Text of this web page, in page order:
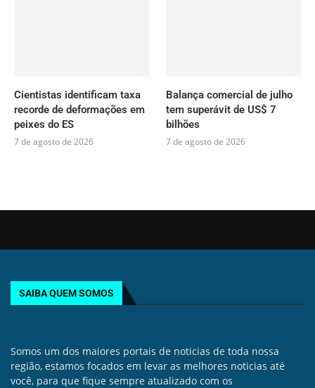
Cientistas identificam taxa
recorde de deformações em
peixes do ES
7 de agosto de 2026
Balança comercial de julho
tem superávit de US$ 7
bilhões
7 de agosto de 2026
SAIBA QUEM SOMOS
Somos um dos maiores portais de noticias de toda nossa
região, estamos focados em levar as melhores noticias até
você, para que fique sempre atualizado com os